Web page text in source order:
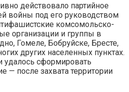
действовало партийное
войны под его руководством
комсомольско-
организации и группы в
Гомеле, Бобруйске, Бресте,
других населенных пунктах.
удалось сформировать
— после захвата территории